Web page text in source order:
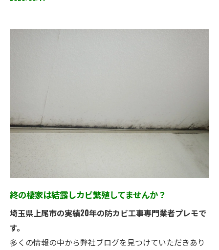
終の棲家は結露しカビ繁殖してませんか？
埼玉県上尾市の実績20年の防カビ工事専門業者プレモで
す。
多くの情報の中から弊社ブログを見つけていただきあり